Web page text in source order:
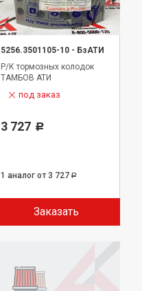
5256.3501105-10 - БзАТИ
Р/К тормозных колодок
ТАМБОВ АТИ
под заказ
3 727 Р
1 аналог от 3 727 Р
Заказать